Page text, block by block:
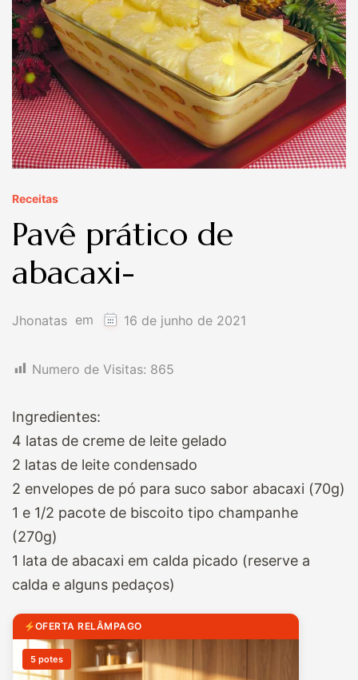
Receitas
Pavê prático de
abacaxi-
Jhonatas em 16 de junho de 2021
Numero de Visitas: 865
Ingredientes:
4 latas de creme de leite gelado
2 latas de leite condensado
2 envelopes de pó para suco sabor abacaxi (70g)
1 e 1/2 pacote de biscoito tipo champanhe
(270g)
1 lata de abacaxi em calda picado (reserve a
calda e alguns pedaços)
OFERTA RELÂMPAGO
5 potes